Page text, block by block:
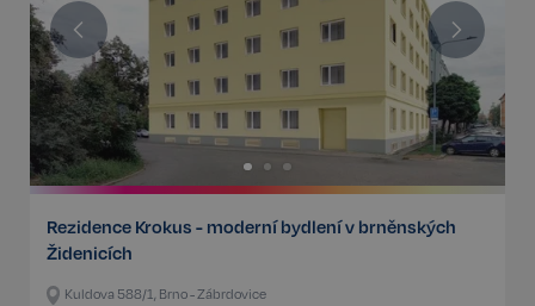
Rezidence Krokus - moderní bydlení v brněnských
Židenicích
Kuldova 588/1, Brno - Zábrdovice